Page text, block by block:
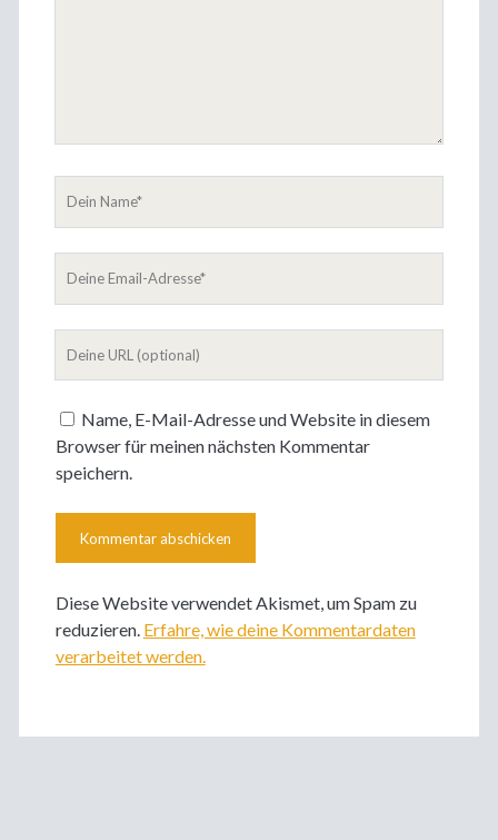
Name, E-Mail-Adresse und Website in diesem
Browser für meinen nächsten Kommentar
speichern.
Diese Website verwendet Akismet, um Spam zu
reduzieren. Erfahre, wie deine Kommentardaten
verarbeitet werden.